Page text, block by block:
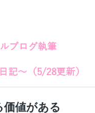
ブログ執筆
記～（5/28更新）